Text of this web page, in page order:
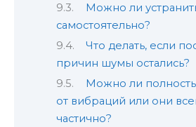
Можно ли
самостоятельно?
Что делать, если
причин шумы остались?
Можно ли
от вибраций или они
частично?